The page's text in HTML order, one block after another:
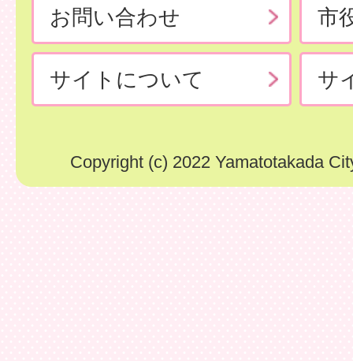
お問い合わせ 市
サイトについて サ
Copyright (c) 2022 Yamatotakada